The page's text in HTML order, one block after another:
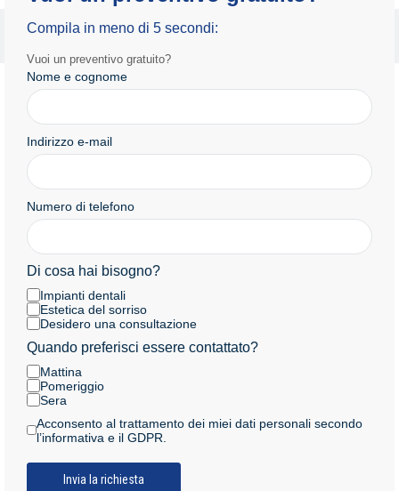
Informativa sulla privacyTermini e condizioni d'uso
Compila in meno di 5 secondi:
Vuoi un preventivo gratuito?
Nome e cognome
Indirizzo e-mail
Numero di telefono
Di cosa hai bisogno?
Impianti dentali
Estetica del sorriso
Desidero una consultazione
Quando preferisci essere contattato?
Mattina
Pomeriggio
Sera
Acconsento al trattamento dei miei dati personali secondo
l’informativa e il GDPR.